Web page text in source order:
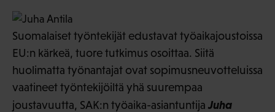
Suomalaiset työntekijät edustavat työaikajoustoissa
EU:n kärkeä, tuore tutkimus osoittaa. Siitä
huolimatta työnantajat ovat sopimusneuvotteluissa
vaatineet työntekijöiltä yhä suurempaa
joustavuutta, SAK:n työaika-asiantuntija Juha